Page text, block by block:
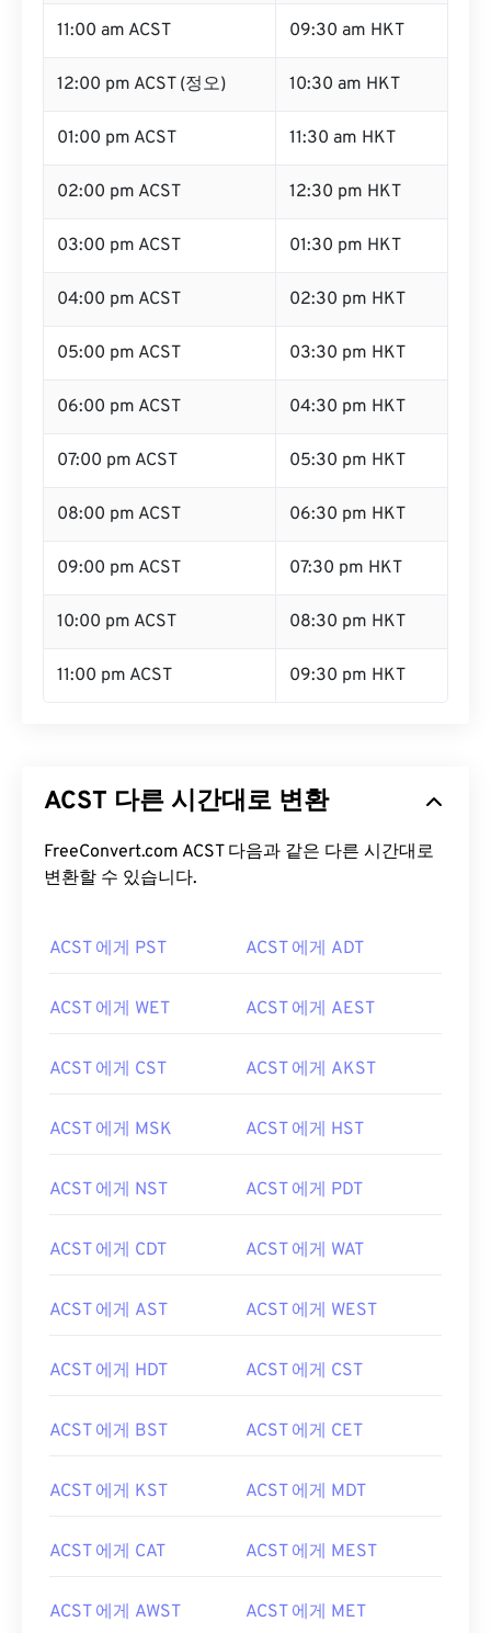
11:00 am ACST 09:30 am HKT
12:00 pm ACST (정오) 10:30 am HKT
01:00 pm ACST 11:30 am HKT
02:00 pm ACST 12:30 pm HKT
03:00 pm ACST 01:30 pm HKT
04:00 pm ACST 02:30 pm HKT
05:00 pm ACST 03:30 pm HKT
06:00 pm ACST 04:30 pm HKT
07:00 pm ACST 05:30 pm HKT
08:00 pm ACST 06:30 pm HKT
09:00 pm ACST 07:30 pm HKT
10:00 pm ACST 08:30 pm HKT
11:00 pm ACST 09:30 pm HKT
ACST 다른 시간대로 변환
FreeConvert.com ACST 다음과 같은 다른 시간대로
변환할 수 있습니다.
ACST 에게 PST ACST 에게 ADT
ACST 에게 WET ACST 에게 AEST
ACST 에게 CST ACST 에게 AKST
ACST 에게 MSK ACST 에게 HST
ACST 에게 NST ACST 에게 PDT
ACST 에게 CDT ACST 에게 WAT
ACST 에게 AST ACST 에게 WEST
ACST 에게 HDT ACST 에게 CST
ACST 에게 BST ACST 에게 CET
ACST 에게 KST ACST 에게 MDT
ACST 에게 CAT ACST 에게 MEST
ACST 에게 AWST ACST 에게 MET